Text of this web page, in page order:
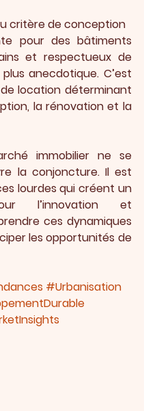
critère de conception
pour des bâtiments
et respectueux de
anecdotique. C’est
location déterminant
la rénovation et la
immobilier ne se
la conjoncture. Il est
lourdes qui créent un
l’innovation et
ces dynamiques
les opportunités de
#Urbanisation